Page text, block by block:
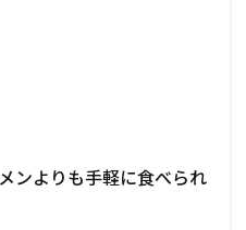
ンよりも手軽に食べられ